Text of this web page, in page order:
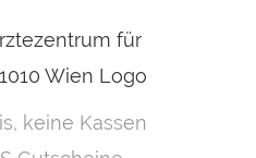
keine Kassen